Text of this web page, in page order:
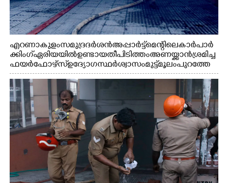
എറണാകുളം സമുദ്ര ദർശൻ അപ്പാർട്ട്മെന്റിലെ കാർ പാർ
ക്കിംഗ് ഏരിയയിൽ ഉണ്ടായ തീപിടിത്തം അണയ്ക്കാൻ ശ്രമിച്ച
ഫയർഫോഴ്സ് ഉദ്യോഗസ്ഥർ ശ്വാസം മുട്ട് മൂലം പുറത്തേ
ക്കിറങ്ങി വരുന്നു